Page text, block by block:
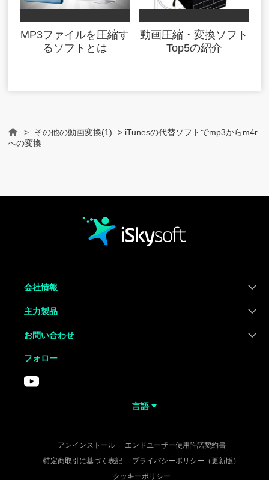
MP3ファイルを圧縮す
るソフトとは
動画圧縮・変換ソフト
Top5の紹介
Home
> その他の動画変換(1)
> iTunesの代替ソフトでmp3からm4r
への変換
会社情報
主力製品
お問い合わせ
フォロー
言語
アンインストール
エンドユーザー使用許諾契約書
特定商取引に基づく表記
プライバシーポリシー（更新版）
クッキーポリシー